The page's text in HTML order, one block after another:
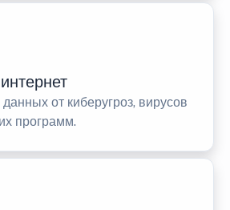
от киберугроз, вирусов
программ.